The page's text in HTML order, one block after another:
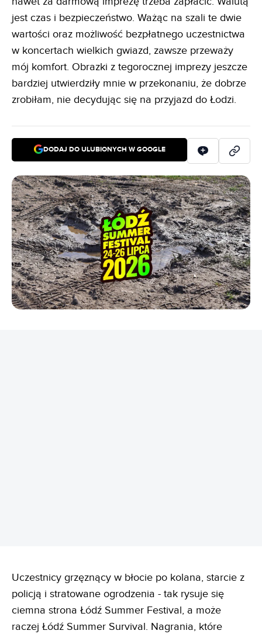
jest czas i bezpieczeństwo. Ważąc na szali te dwie
wartości oraz możliwość bezpłatnego uczestnictwa
w koncertach wielkich gwiazd, zawsze przeważy
mój komfort. Obrazki z tegorocznej imprezy jeszcze
bardziej utwierdziły mnie w przekonaniu, że dobrze
zrobiłam, nie decydując się na przyjazd do Łodzi.
DODAJ DO ULUBIONYCH W GOOGLE
Uczestnicy grzęznący w błocie po kolana, starcie z
policją i stratowane ogrodzenia - tak rysuje się
ciemna strona Łódź Summer Festival, a może
raczej Łódź Summer Survival. Nagrania, które